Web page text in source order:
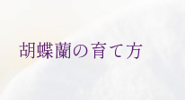
胡蝶蘭の育て方